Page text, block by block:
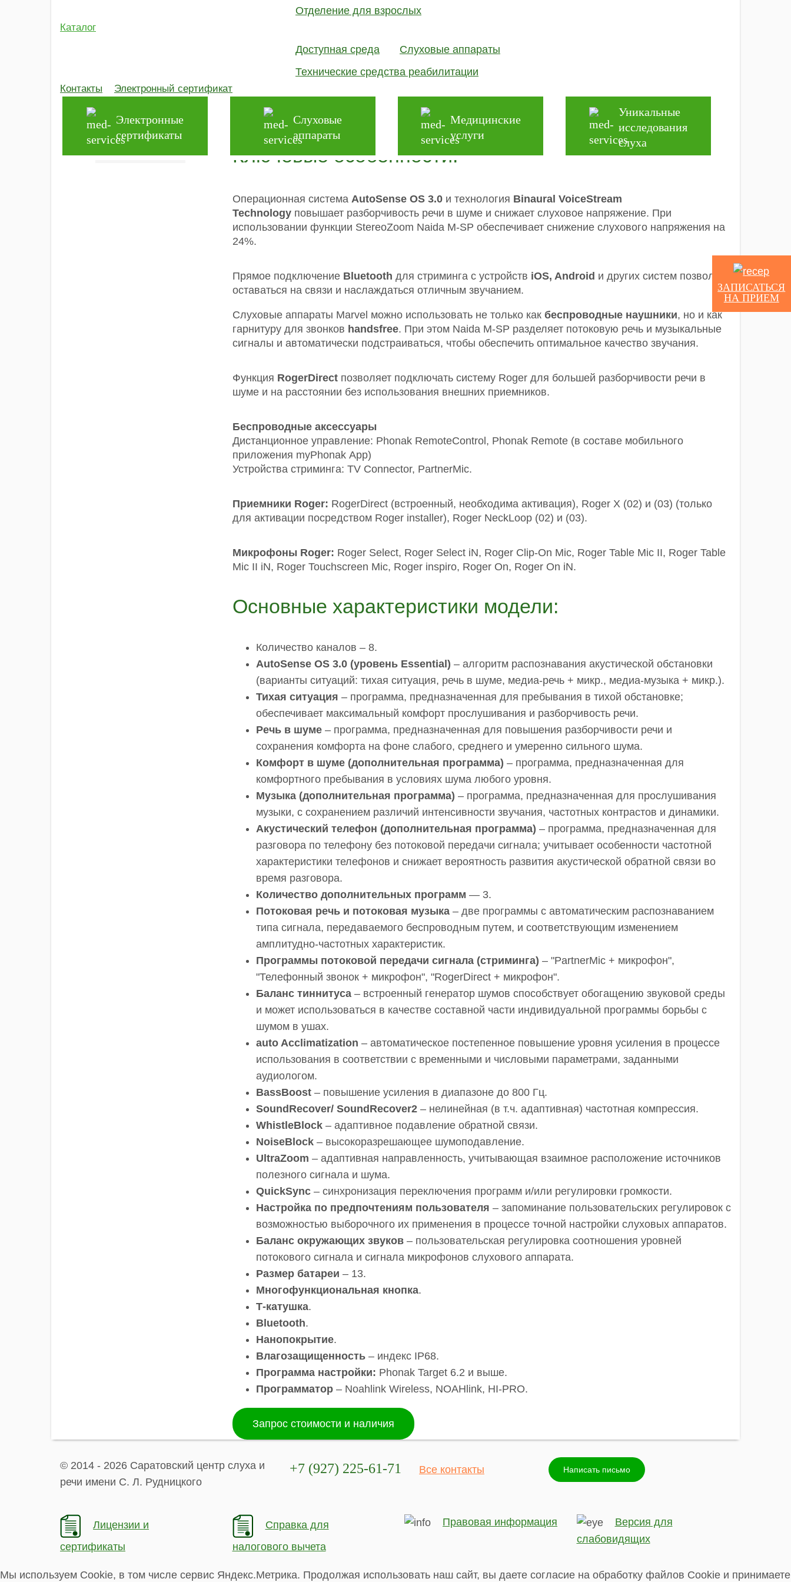
SIEMENS
средства
реабилитации
смартфоны)
Marvel. Предназначен для компенсации потери слуха умеренно-тяжелой и тяжелой степени.
Работает на 13 батарейке. Оснащен индукционной катушкой.
Ключевые особенности:
Операционная система AutoSense OS 3.0и технология Binaural VoiceStream
Technologyповышает разборчивость речи в шуме и снижает слуховое напряжение. При
использовании функции StereoZoom Naida M-SP обеспечивает снижение слухового напряжения на
24%.
Прямое подключение Bluetooth для стриминга с устройств iOS, Android и других систем позволяет
оставаться на связи и наслаждаться отличным звучанием.
Слуховые аппараты Marvel можно использовать не только как беспроводные наушники, но и как
гарнитуру для звонков handsfree. При этом Naida M-SP разделяет потоковую речь и музыкальные
сигналы и автоматически подстраиваться, чтобы обеспечить оптимальное качество звучания.
Функция RogerDirectпозволяет подключать систему Roger для большей разборчивости речи в
шуме и на расстоянии без использования внешних приемников.
Беспроводные аксессуары
Дистанционное управление: Phonak RemoteControl, Phonak Remote (в составе мобильного
приложения myPhonak Аpp)
Устройства стриминга: TV Connector, PartnerMic.
Приемники Roger: RogerDirect (встроенный, необходима активация), Roger X (02) и (03) (только
для активации посредством Roger installer), Roger NeckLoop (02) и (03).
Микрофоны Roger: Roger Select, Roger Select iN, Roger Clip-On Mic, Roger Table Mic II, Roger Table
Mic II iN, Roger Touchscreen Mic, Roger inspiro, Roger On, Roger On iN.
Основные характеристики модели:
Количество каналов – 8.
AutoSense OS 3.0 (уровень Essential) – алгоритм распознавания акустической обстановки
(варианты ситуаций: тихая ситуация, речь в шуме, медиа-речь + микр., медиа-музыка + микр.).
Тихая ситуация – программа, предназначенная для пребывания в тихой обстановке;
обеспечивает максимальный комфорт прослушивания и разборчивость речи.
Речь в шуме– программа, предназначенная для повышения разборчивости речи и
сохранения комфорта на фоне слабого, среднего и умеренно сильного шума.
Комфорт в шуме (дополнительная программа) – программа, предназначенная для
комфортного пребывания в условиях шума любого уровня.
Музыка (дополнительная программа) – программа, предназначенная для прослушивания
музыки, с сохранением различий интенсивности звучания, частотных контрастов и динамики.
Акустический телефон (дополнительная программа) – программа, предназначенная для
разговора по телефону без потоковой передачи сигнала; учитывает особенности частотной
характеристики телефонов и снижает вероятность развития акустической обратной связи во
время разговора.
Количество дополнительных программ — 3.
Потоковая речь и потоковая музыка– две программы с автоматическим распознаванием
типа сигнала, передаваемого беспроводным путем, и соответствующим изменением
амплитудно-частотных характеристик.
Программы потоковой передачи сигнала (стриминга) – "PartnerMic + микрофон",
"Телефонный звонок + микрофон", "RogerDirect + микрофон".
Баланс тиннитуса– встроенный генератор шумов способствует обогащению звуковой среды
и может использоваться в качестве составной части индивидуальной программы борьбы с
шумом в ушах.
auto Acclimatization – автоматическое постепенное повышение уровня усиления в процессе
использования в соответствии с временными и числовыми параметрами, заданными
аудиологом.
BassBoost– повышение усиления в диапазоне до 800 Гц.
SoundRecover/ SoundRecover2– нелинейная (в т.ч. адаптивная) частотная компрессия.
WhistleBlock– адаптивное подавление обратной связи.
NoiseBlock– высокоразрешающее шумоподавление.
UltraZoom – адаптивная направленность, учитывающая взаимное расположение источников
полезного сигнала и шума.
QuickSync– синхронизация переключения программ и/или регулировки громкости.
Настройка по предпочтениям пользователя – запоминание пользовательских регулировок с
возможностью выборочного их применения в процессе точной настройки слуховых аппаратов.
Баланс окружающих звуков– пользовательская регулировка соотношения уровней
потокового сигнала и сигнала микрофонов слухового аппарата.
Размер батареи – 13.
Многофункциональная кнопка.
Т-катушка.
Bluetooth.
Нанопокрытие.
Влагозащищенность– индекс IP68.
Программа настройки: Phonak Target 6.2 и выше.
Программатор– Noahlink Wireless, NOAHlink, HI-PRO.
Запрос стоимости и наличия
ЗАПИСАТЬСЯ
НА ПРИЕМ
Отделение для взрослых
Каталог
Доступная среда
Слуховые аппараты
Технические средства реабилитации
Контакты Электронный сертификат
Электронные
сертификаты
Слуховые
аппараты
Медицинские
услуги
Уникальные
исследования
слуха
© 2014 - 2026 Саратовский центр слуха и
речи имени С. Л. Рудницкого
+7 (927) 225-61-71 Все контакты Написать письмо
Лицензии и
сертификаты
Справка для
налогового вычета
Правовая информация
Версия для
слабовидящих
Мы используем Cookie, в том числе сервис Яндекс.Метрика. Продолжая использовать наш сайт, вы даете согласие на обработку файлов Cookie и принимаете